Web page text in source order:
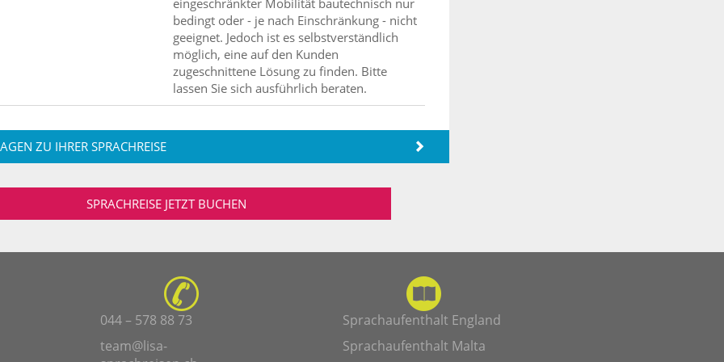
bedingt oder - je nach Einschränkung - nicht
geeignet. Jedoch ist es selbstverständlich
möglich, eine auf den Kunden
zugeschnittene Lösung zu finden. Bitte
lassen Sie sich ausführlich beraten.
ZU IHRER SPRACHREISE
SPRACHREISE JETZT BUCHEN
044 – 578 88 73
team@lisa-
Sprachaufenthalt England
Sprachaufenthalt Malta